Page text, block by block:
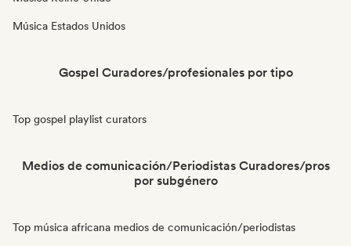
Música Estados Unidos
Gospel Curadores/profesionales por tipo
Top gospel playlist curators
Medios de comunicación/Periodistas Curadores/pros
por subgénero
Top música africana medios de comunicación/periodistas